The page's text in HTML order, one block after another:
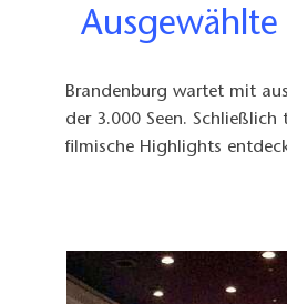
Brandenburg wartet mit
der 3.000 Seen.
filmische Highlights